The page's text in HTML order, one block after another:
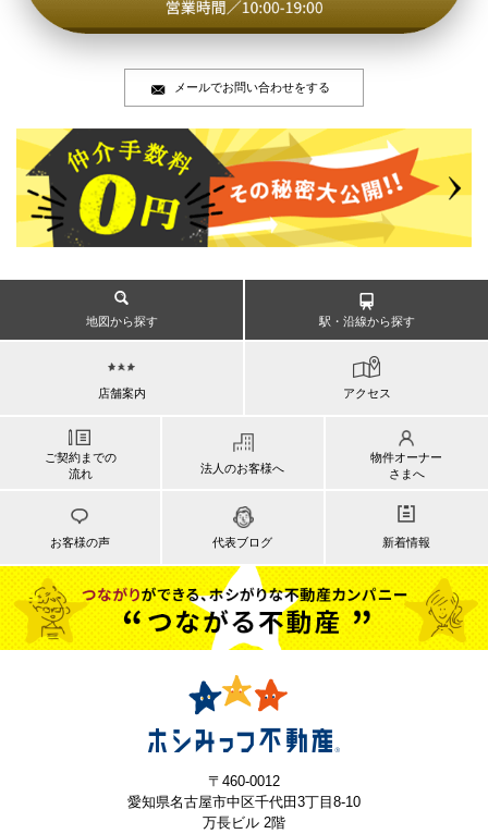
メールでお問い合わせをする
地図から探す 駅・沿線から探す
店舗案内 アクセス
ご契約までの
流れ
法人のお客様へ
物件オーナー
さまへ
お客様の声 代表ブログ 新着情報
〒460-0012
愛知県名古屋市中区千代田3丁目8-10
万長ビル 2階